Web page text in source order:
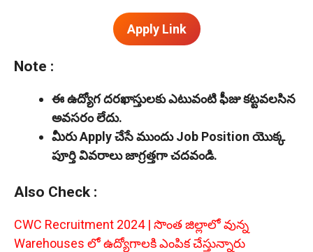
Apply Link
Note :
ఈఉద్యోగ దరఖాస్తులకు ఎటువంటి ఫీజు కట్టవలసిన
అవసరం లేదు.
మీరు Apply చేసే ముందు Job Position యొక్క
పూర్తి వివరాలు జాగ్రత్తగా చదవండి.
Also Check :
CWC Recruitment 2024 | సొంత జిల్లాలో వున్న
Warehouses లో ఉద్యోగాలకి ఎంపిక చేస్తున్నారు